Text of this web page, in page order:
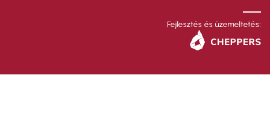
Fejlesztés és üzemeltetés: